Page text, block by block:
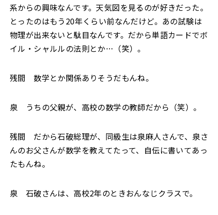
系からの興味なんです。天気図を見るのが好きだった。
とったのはもう20年くらい前なんだけど。あの試験は
物理が出来ないと駄目なんです。だから単語カードでボ
イル・シャルルの法則とか…（笑）。
残間 数学とか関係ありそうだもんね。
泉 うちの父親が、高校の数学の教師だから（笑）。
残間 だから石破総理が、同級生は泉麻人さんで、泉さ
んのお父さんが数学を教えてたって、自伝に書いてあっ
たもんね。
泉 石破さんは、高校2年のときおんなじクラスで。